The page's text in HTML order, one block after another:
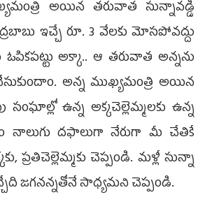
అయిన తరువాత సున్నావడ్డీ
ఇచ్చే రూ. 3 వేలకు మోసపోవద్దు
ఓపికపట్టు అక్కా.. ఆ తరువాత అన్నను
అన్న ముఖ్యమంత్రి అయిన
ఉన్న అక్కచెల్లెమ్మలకు ఉన్న
నాలుగు దఫాలుగా నేరుగా మీ చేతికే
ప్రతిచెల్లెమ్మకు చెప్పండి. మళ్లీ సున్నా
జగనన్నతోనే సాధ్యమని చెప్పండి.